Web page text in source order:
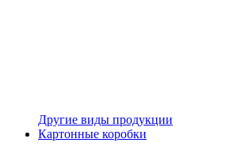
Другие виды продукции
Картонные коробки